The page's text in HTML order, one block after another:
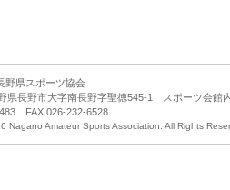
野県スポーツ協会
県長野市大字南長野字聖徳545-1 スポーツ会館
FAX.026-232-6528
Nagano Amateur Sports Association. All Rights